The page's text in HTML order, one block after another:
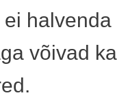
võivad